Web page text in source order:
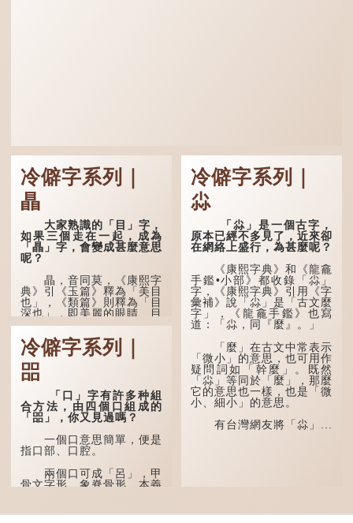
冷僻字系列｜
瞐
大家熟識的「目」字，
如果三個走在一起，成為
「瞐」字，會變成甚麼意思
呢？
瞐，音同莫，《康熙字
典》引《玉篇》釋為「美目
也」，《類篇》則釋為「目
深也」，即美麗的眼睛、目
光深邃的意思。
多年前，蘋果手機推出
iPhone12時，曾宣傳它的
鏡頭有專業的運算攝影功
能，便用上「瞐」這個字，
表達iPhone12有由8位提
升至10位HDR影片拍攝功
能，能自動進行杜比視界調
色，達到專...
冷僻字系列｜
㗊
「口」字有許多种組
合方法，由四個口組成的
「㗊」，你又見過嗎？
一個口意思簡單，便是
指口部、口腔。
兩個口可成「呂」，甲
骨文字形，象脊骨形，本義
通用為姓氏。兩個口也可以
冷僻字系列｜
尛
「尛」是一個古字，
原本已經不多見了，近來卻
在網絡上盛行，為甚麼呢？
《康熙字典》和《龍龕
手鑑•小部》都收錄「尛」
字，《康熙字典》引用《字
彙補》說「尛」是「古文麼
字」，《龍龕手鑑》也寫
道：「尛，同『麼』。」
「麼」在古文中常表示
「微小」的意思，也可用作
疑問詞如「幹麼」。既然
「尛」等同於「麼」，那麼
它的意思也一樣，也是「微
小、細小」的意思。
有台灣網友將「尛」...